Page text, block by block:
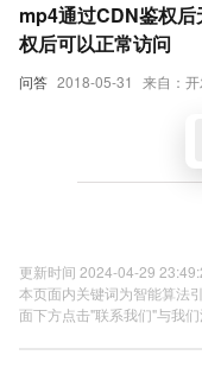
问答 2018-05-31 来自：
mp4通过CDN鉴权
权后可以正常访问
更新时间 2024-04-29
本页面内关键词为智能算法
面下方点击"联系我们"与我们